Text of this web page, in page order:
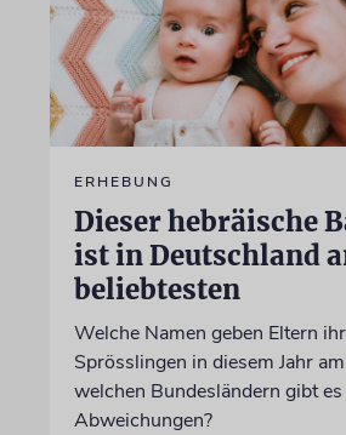
ERHEBUNG
Dieser hebräische
ist in Deutschland
beliebtesten
Welche Namen geben Eltern
Sprösslingen in diesem Jahr
welchen Bundesländern gibt es
Abweichungen?